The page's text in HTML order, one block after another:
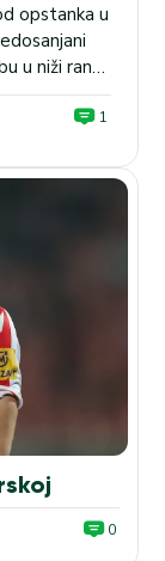
opstanka u
u niži rang,
srpskom
stavio
1
0